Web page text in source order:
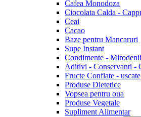
Cafea Monodoza
Ciocolata Calda -
Ceai
Cacao
Baze pentru Mancaruri
Supe Instant
Condimente - Mirodenii
Aditivi - Conservanti -
Fructe Confiate - uscate
Produse Dietetice
Vopsea pentru oua
Produse Vegetale
Supliment Alimentar